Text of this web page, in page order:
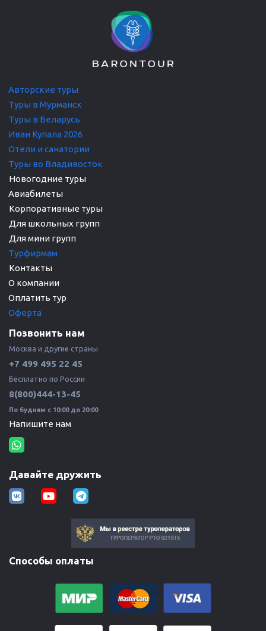
Авторские туры
Туры в Мурманск
Туры в Беларусь
Иван Купала 2026
Отели и санатории
Туры во Владивосток
Авиабилеты
Корпоративные туры
Для школьных групп
Турфирмам
Контакты
О компании
Оплатить тур
Оферта
Позвонить нам
Москва и другие страны
+7 499 495 22 45
Бесплатно по России
8(800)444-13-45
По будням с 10:00 до 20:00
Напишите нам
Давайте дружить
Способы оплаты